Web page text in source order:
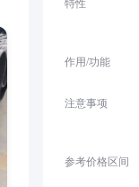
特性
作用/功能
注意事项
参考价格区间